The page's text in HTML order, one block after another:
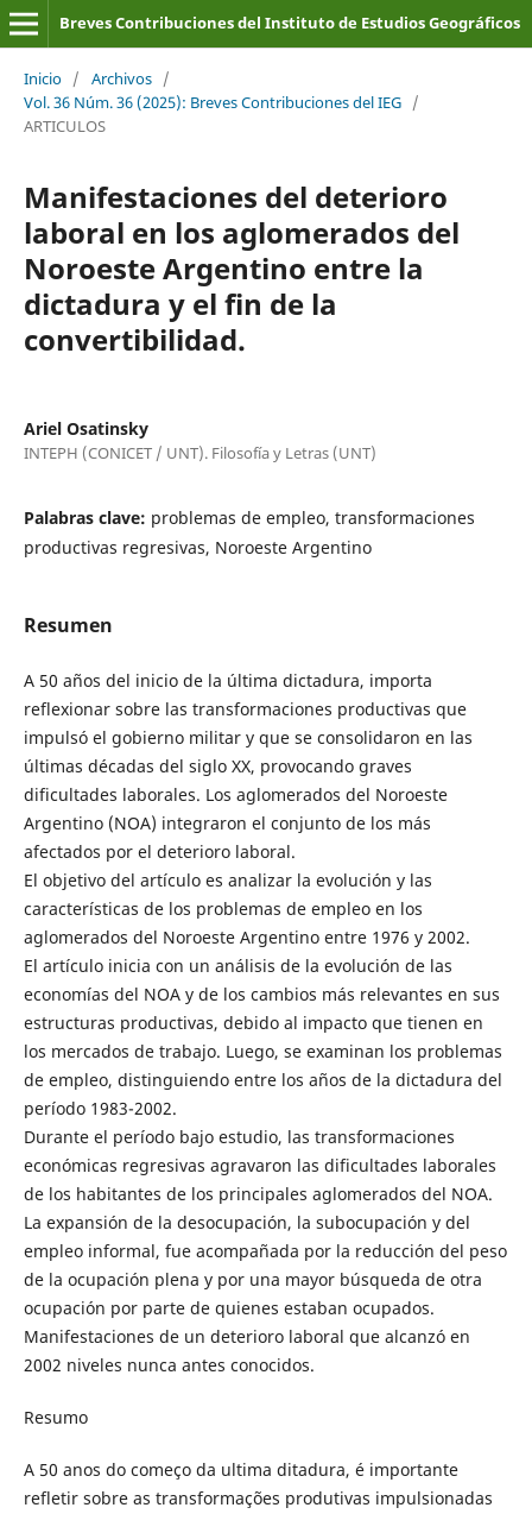
Breves Contribuciones del Instituto de Estudios Geográficos
Inicio / Archivos /
Vol. 36 Núm. 36 (2025): Breves Contribuciones del IEG /
ARTICULOS
Manifestaciones del deterioro
laboral en los aglomerados del
Noroeste Argentino entre la
dictadura y el fin de la
convertibilidad.
Ariel Osatinsky
INTEPH (CONICET / UNT). Filosofía y Letras (UNT)
Palabras clave: problemas de empleo, transformaciones
productivas regresivas, Noroeste Argentino
Resumen
A 50 años del inicio de la última dictadura, importa
reflexionar sobre las transformaciones productivas que
impulsó el gobierno militar y que se consolidaron en las
últimas décadas del siglo XX, provocando graves
dificultades laborales. Los aglomerados del Noroeste
Argentino (NOA) integraron el conjunto de los más
afectados por el deterioro laboral.
El objetivo del artículo es analizar la evolución y las
características de los problemas de empleo en los
aglomerados del Noroeste Argentino entre 1976 y 2002.
El artículo inicia con un análisis de la evolución de las
economías del NOA y de los cambios más relevantes en sus
estructuras productivas, debido al impacto que tienen en
los mercados de trabajo. Luego, se examinan los problemas
de empleo, distinguiendo entre los años de la dictadura del
período 1983-2002.
Durante el período bajo estudio, las transformaciones
económicas regresivas agravaron las dificultades laborales
de los habitantes de los principales aglomerados del NOA.
La expansión de la desocupación, la subocupación y del
empleo informal, fue acompañada por la reducción del peso
de la ocupación plena y por una mayor búsqueda de otra
ocupación por parte de quienes estaban ocupados.
Manifestaciones de un deterioro laboral que alcanzó en
2002 niveles nunca antes conocidos.
Resumo
A 50 anos do começo da ultima ditadura, é importante
refletir sobre as transformações produtivas impulsionadas